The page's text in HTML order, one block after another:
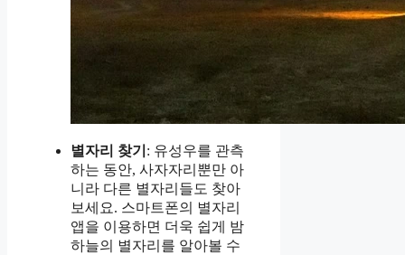
별자리 찾기 : 유성우를 관측
하는 동안, 사자자리뿐만 아
니라 다른 별자리들도 찾아
보세요. 스마트폰의 별자리
앱을 이용하면 더욱 쉽게 밤
하늘의 별자리를 알아볼 수